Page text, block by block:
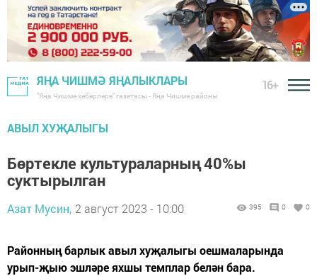
ЯҢА ЧИШМӘ ЯҢАЛЫКЛАРЫ
"Яңа Чишмә хәбәрләре" газетасы - Яңа Чишмә районы
16+
АВЫЛ ХУҖАЛЫГЫ
Бөртекле культураларның 40%ы
суктырылган
Азат Мусин, 2 август 2023 - 10:00 395 0 0
Районның барлык авыл хуҗалыгы оешмаларында
урып-җыю эшләре яхшы темплар белән бара.